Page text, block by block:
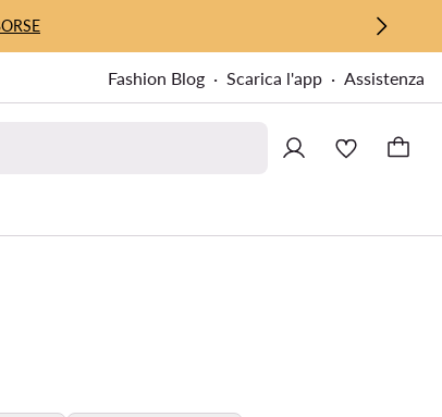
Fashion Blog Scarica l'app Assistenza